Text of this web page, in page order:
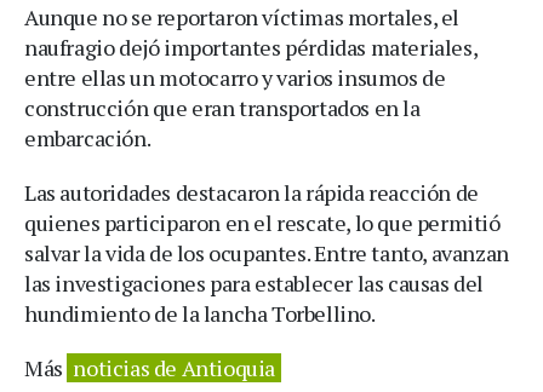
Aunque no se reportaron víctimas mortales, el
naufragio dejó importantes pérdidas materiales,
entre ellas un motocarro y varios insumos de
construcción que eran transportados en la
embarcación.
Las autoridades destacaron la rápida reacción de
quienes participaron en el rescate, lo que permitió
salvar la vida de los ocupantes. Entre tanto, avanzan
las investigaciones para establecer las causas del
hundimiento de la lancha Torbellino.
Más noticias de Antioquia